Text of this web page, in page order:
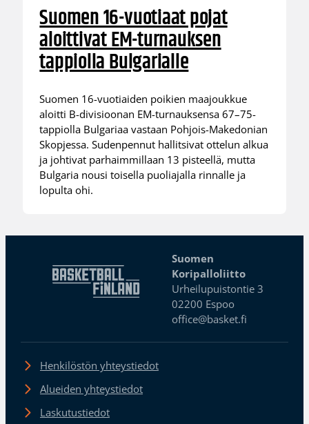
Suomen 16-vuotiaat pojat
aloittivat EM-turnauksen
tappiolla Bulgarialle
Suomen 16-vuotiaiden poikien maajoukkue
aloitti B-divisioonan EM-turnauksensa 67–75-
tappiolla Bulgariaa vastaan Pohjois-Makedonian
Skopjessa. Sudenpennut hallitsivat ottelun alkua
ja johtivat parhaimmillaan 13 pisteellä, mutta
Bulgaria nousi toisella puoliajalla rinnalle ja
lopulta ohi.
Suomen
Koripalloliitto
Urheilupuistontie 3
02200 Espoo
office@basket.fi
Henkilöstön yhteystiedot
Alueiden yhteystiedot
Laskutustiedot